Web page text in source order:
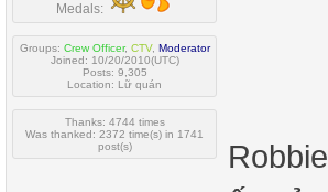
Medals:
Groups: Crew Officer, CTV, Moderator
Joined: 10/20/2010(UTC)
Posts: 9,305
Location: Lữ quán
Thanks: 4744 times
Was thanked: 2372 time(s) in 1741
post(s)